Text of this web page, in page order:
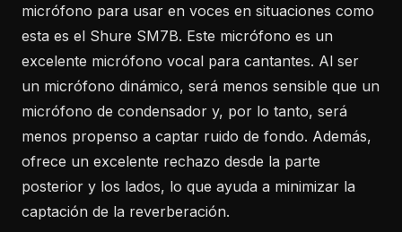
micrófono para usar en voces en situaciones como
esta es el Shure SM7B. Este micrófono es un
excelente micrófono vocal para cantantes. Al ser
un micrófono dinámico, será menos sensible que un
micrófono de condensador y, por lo tanto, será
menos propenso a captar ruido de fondo. Además,
ofrece un excelente rechazo desde la parte
posterior y los lados, lo que ayuda a minimizar la
captación de la reverberación.